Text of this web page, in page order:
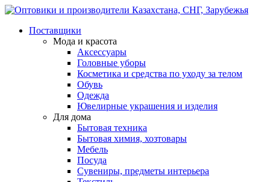
Поставщики
Мода и красота
Аксессуары
Головные уборы
Косметика и средства по уходу за телом
Обувь
Одежда
Ювелирные украшения и изделия
Для дома
Бытовая техника
Бытовая химия, хозтовары
Мебель
Посуда
Сувениры, предметы интерьера